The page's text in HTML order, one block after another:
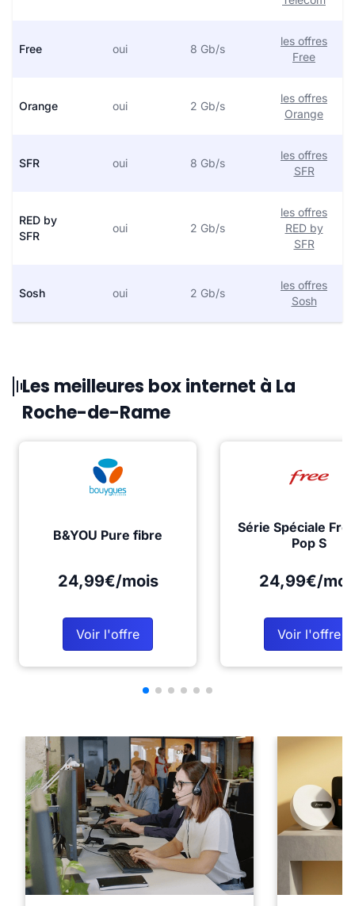
Free oui 8 Gb/s
les offres
Free
Orange oui 2 Gb/s
les offres
Orange
SFR oui 8 Gb/s
les offres
SFR
RED by
SFR
oui 2 Gb/s
les offres
RED by
SFR
Sosh oui 2 Gb/s
les offres
Sosh
Les meilleures box internet à La
Roche-de-Rame
B&YOU Pure fibre
24,99€/mois
Voir l'offre
Série Spéciale
Pop S
24,99€/
Voir l'offre